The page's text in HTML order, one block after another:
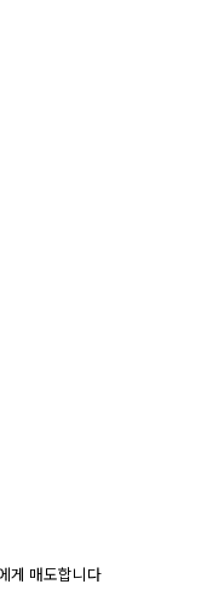
게 매도합니다